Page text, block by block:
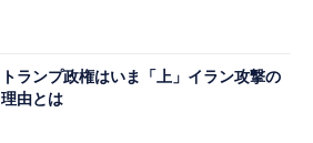
トランプ政権はいま「上」イラン攻撃の
理由とは